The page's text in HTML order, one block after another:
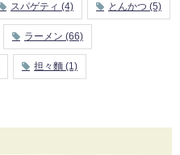
スパゲティ (4) とんかつ (5)
ラーメン (66)
担々麵 (1)